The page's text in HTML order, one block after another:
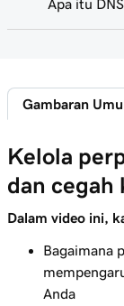
Apa itu
Pelajaran 7
Pelajaran 8
Pelajaran 9
Apa itu
Pelajaran 10
Gambaran
Kelola
dan cegah
Dalam video ini,
Bagaimana
Anda